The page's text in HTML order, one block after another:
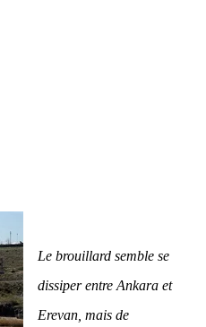
Le brouillard semble se
dissiper entre Ankara et
Erevan, mais de